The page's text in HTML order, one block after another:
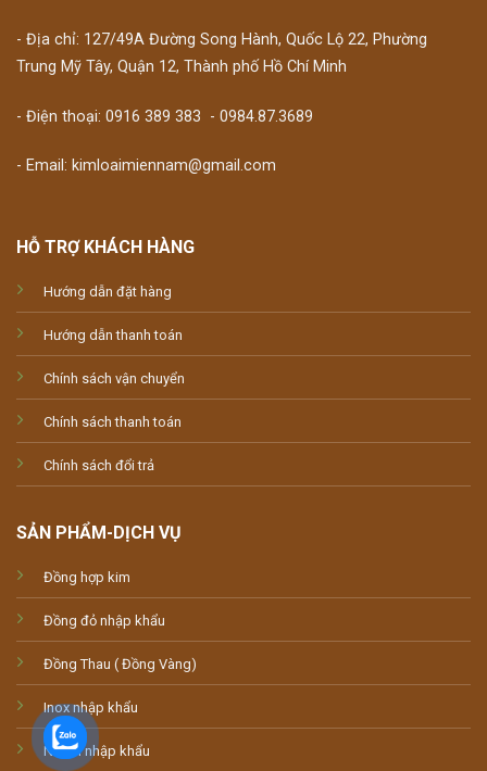
- Địa chỉ: 127/49A Đường Song Hành, Quốc Lộ 22, Phường
Trung Mỹ Tây, Quận 12, Thành phố Hồ Chí Minh
- Điện thoại: 0916 389 383 - 0984.87.3689
- Email: kimloaimiennam@gmail.com
HỖ TRỢ KHÁCH HÀNG
Hướng dẫn đặt hàng
Hướng dẫn thanh toán
Chính sách vận chuyển
Chính sách thanh toán
Chính sách đổi trả
SẢN PHẨM-DỊCH VỤ
Đồng hợp kim
Đồng đỏ nhập khẩu
Đồng Thau ( Đồng Vàng)
Inox nhập khẩu
Nhôm nhập khẩu